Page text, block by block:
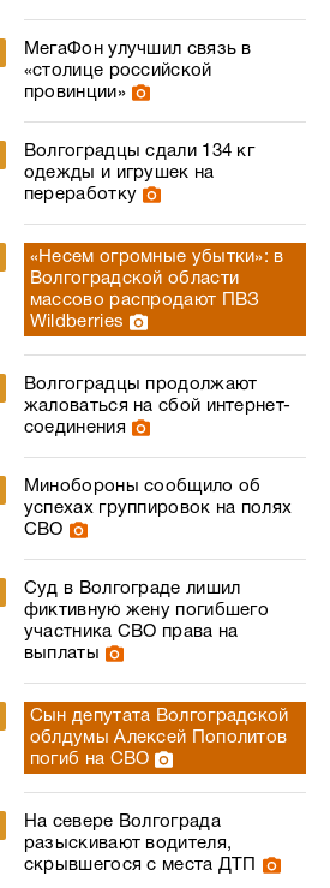
МегаФон улучшил связь в
«столице российской
провинции»
Волгоградцы сдали 134 кг
одежды и игрушек на
переработку
«Несем огромные убытки»: в
Волгоградской области
массово распродают ПВЗ
Wildberries
Волгоградцы продолжают
жаловаться на сбой интернет-
соединения
Минобороны сообщило об
успехах группировок на полях
СВО
Суд в Волгограде лишил
фиктивную жену погибшего
участника СВО права на
выплаты
Сын депутата Волгоградской
облдумы Алексей Пополитов
погиб на СВО
На севере Волгограда
разыскивают водителя,
скрывшегося с места ДТП